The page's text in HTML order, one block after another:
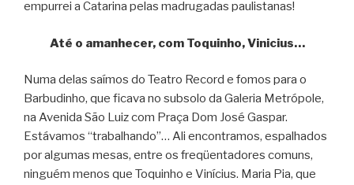
empurrei a Catarina pelas madrugadas paulistanas!
Até o amanhecer, com Toquinho, Vinicius…
Numa delas saímos do Teatro Record e fomos para o
Barbudinho, que ficava no subsolo da Galeria Metrópole,
na Avenida São Luiz com Praça Dom José Gaspar.
Estávamos “trabalhando”… Ali encontramos, espalhados
por algumas mesas, entre os freqüentadores comuns,
ninguém menos que Toquinho e Vinícius. Maria Pia, que